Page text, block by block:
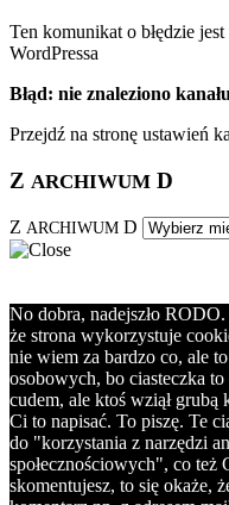
Ten komunikat o błędzie
WordPressa
Błąd: nie znaleziono
Przejdź na stronę ustawień
Z ARCHIWUM D
Z ARCHIWUM D
No dobra, nadejszło
że strona wykorzystuje
nie wiem za bardzo co, ale
osobowych, bo ciasteczka
cudem, ale ktoś wziął grubą
Ci to napisać. To piszę. Te
do "korzystania z narzędzi
społecznościowych", co też
skomentujesz, to się okaże,